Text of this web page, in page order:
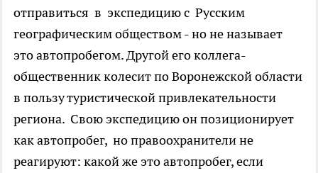
отправиться в экспедицию с Русским
географическим обществом - но не называет
это автопробегом. Другой его коллега-
общественник колесит по Воронежской области
в пользу туристической привлекательности
региона. Свою экспедицию он позиционирует
как автопробег, но правоохранители не
реагируют: какой же это автопробег, если